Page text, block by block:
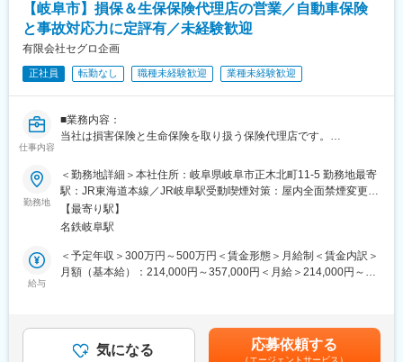
達成率などが更新に影響することはございませんのでご安心くだ
さい。
〇多様な働き方にも柔軟に対応可能です
研修後から時短勤務制度の利用が可能です。そのため子育て世代
の方なども安心して就業いただけます。
また、残業時間も月平均9時間で働きやすい環境です。
の商品の中から、お客さまに合った保障をオーダーメイドで設
計・提案します。特定商品の販売指示はなく、お客さまを第一に
（1）来店されたお客さまからのヒアリング
1組当たりのご相談時間は約2時間。加入されている保険内容の確
認や、結婚・出産・育児・学費・住宅購入・老後などのライフプ
ランなどをじっくり伺います。
（2）ライフプラン設計・ご提案
心です。
【岐阜市】損保＆生保保険代理店の営業／自動車保険
と事故対応力に定評有／未経験歓迎
有限会社セグロ企画
正社員 転勤なし 職種未経験歓迎 業種未経験歓迎
仕事内容
■業務内容：
当社は損害保険と生命保険を取り扱う保険代理店です。
顧客の開拓を行っていただきます。
具体的には、既存顧客のご家族や友人の紹介を通じた新規開拓、
法人会からの紹介の対応、また自動車保険や火災保険の更新手続
きが主な業務です。入社後半年間は保険会社の研修を受け、保険
業務の基礎を学びます。
・新規契約の獲得に応じてインセンティブが支給され、成果に応
じた評価制度が整っています。
現在、常勤社員７名、委託社員３名が在籍しています。
40代から70代まで幅広い年齢層の社員が在籍しており、全員が中
勤務地
＜勤務地詳細＞本社住所：岐阜県岐阜市正木北町11-5 勤務地最寄
駅：JR東海道本線／JR岐阜駅受動喫煙対策：屋内全面禁煙変更の
範囲：無
【最寄り駅】
名鉄岐阜駅
給与
＜予定年収＞300万円～500万円＜賃金形態＞月給制＜賃金内訳＞
月額（基本給）：214,000円～357,000円＜月給＞214,000円～
気になる 応募依頼する
（エージェントサービス）